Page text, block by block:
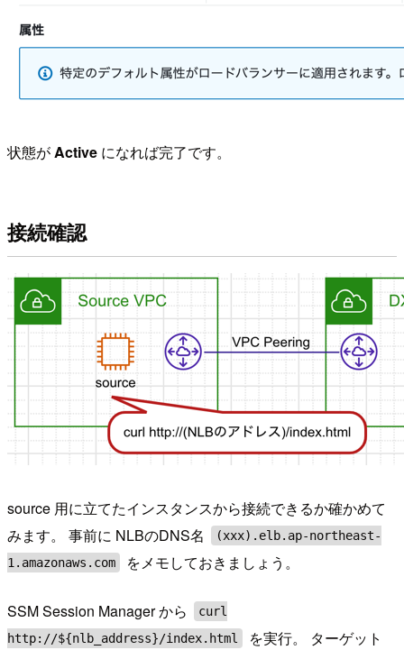
状態がActive になれば完了です。
接続確認
source 用に立てたインスタンスから接続できるか確かめて
みます。 事前に NLBのDNS名
(xxx).elb.ap-northeast-
1.amazonaws.com
をメモしておきましょう。
SSM Session Manager から
curl
http://${nlb_address}/index.html
を実行。 ターゲット